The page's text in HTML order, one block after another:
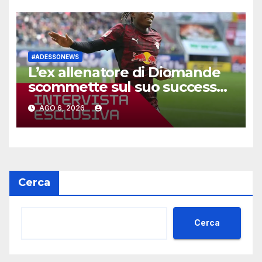
#ADESSONEWS
L’ex allenatore di Diomande
scommette sul suo successo
al Real
AGO 6, 2026
Cerca
Cerca